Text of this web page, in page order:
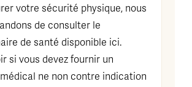
votre sécurité physique, nous
de consulter le
de santé disponible ici.
si vous devez fournir un
ne non contre indication